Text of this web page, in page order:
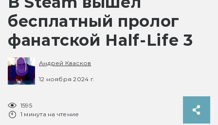
бесплатный пролог
фанатской Half-Life 3
Андрей Квасков
12 ноября 2024 г.
1595
1 минута на чтение